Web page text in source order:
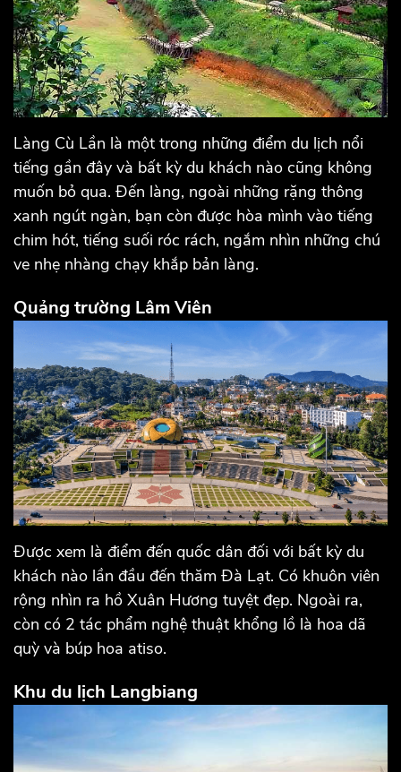
Làng Cù Lần là một trong những điểm du lịch nổi
tiếng gần đây và bất kỳ du khách nào cũng không
muốn bỏ qua. Đến làng, ngoài những rặng thông
xanh ngút ngàn, bạn còn được hòa mình vào tiếng
chim hót, tiếng suối róc rách, ngắm nhìn những chú
ve nhẹ nhàng chạy khắp bản làng.
Quảng trường Lâm Viên
Được xem là điểm đến quốc dân đối với bất kỳ du
khách nào lần đầu đến thăm Đà Lạt. Có khuôn viên
rộng nhìn ra hồ Xuân Hương tuyệt đẹp. Ngoài ra,
còn có 2 tác phẩm nghệ thuật khổng lồ là hoa dã
quỳ và búp hoa atiso.
Khu du lịch Langbiang